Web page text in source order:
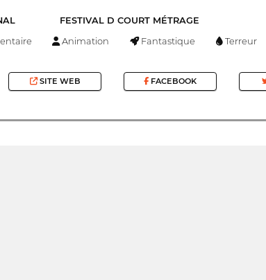
FESTIVAL D COURT MÉTRAGE
Animation Fantastique Terreur
SITE WEB FACEBOOK